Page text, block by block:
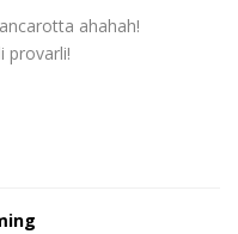
ahahah!
provarli!